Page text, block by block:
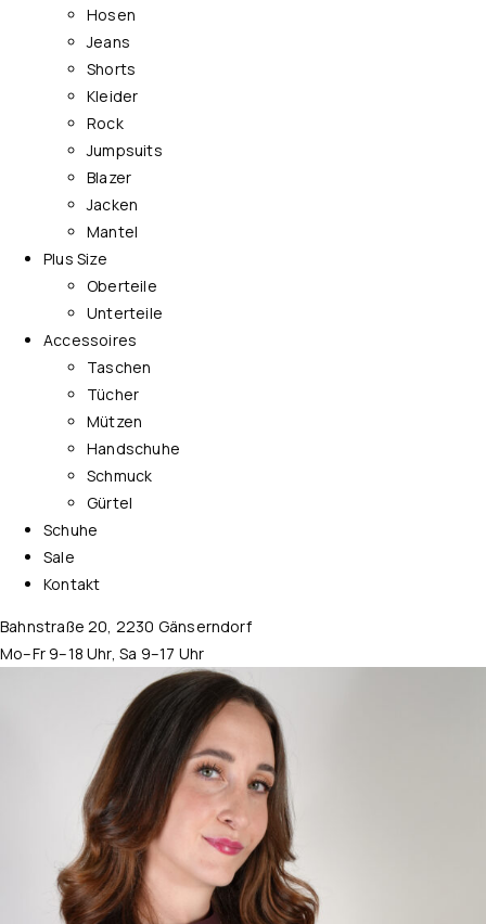
Hosen
Jeans
Shorts
Kleider
Rock
Jumpsuits
Blazer
Jacken
Mantel
Plus Size
Oberteile
Unterteile
Accessoires
Taschen
Tücher
Mützen
Handschuhe
Schmuck
Gürtel
Schuhe
Sale
Kontakt
Bahnstraße 20, 2230 Gänserndorf
Mo–Fr 9–18 Uhr, Sa 9–17 Uhr